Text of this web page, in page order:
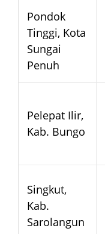
Pondok
Tinggi, Kota
Sungai
Penuh
Pelepat Ilir,
Kab. Bungo
Singkut,
Kab.
Sarolangun